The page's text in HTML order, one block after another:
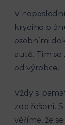
V
krycího
osobními
autě. Tím
od výrobce.
Vždy si
zde řešení.
věříme, že